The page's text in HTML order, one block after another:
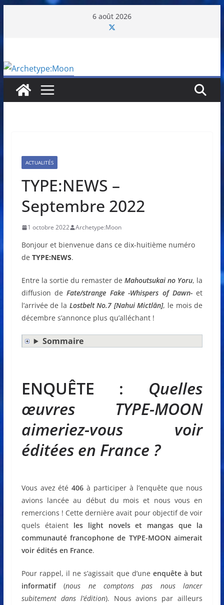
6 août 2026
ACTUALITÉS
TYPE:NEWS –
Septembre 2022
1 octobre 2022 Archetype:Moon
Bonjour et bienvenue dans ce dix-huitième numéro
de TYPE:NEWS.
Entre la sortie du remaster deMahoutsukai no Yoru, la
diffusion deFate/strange Fake -Whispers of Dawn-et
l’arrivée de la Lostbelt No.7 [Nahui Mictlān], le mois de
décembre s’annonce plus qu’alléchant !
Sommaire
ENQUÊTE : Quelles
œuvres TYPE-MOON
aimeriez-vous voir
éditées en France ?
Vous avez été406 à participer à l’enquête que nous
avions lancée au début du mois et nous vous en
remercions ! Cette dernière avait pour objectif de voir
quels étaientles light novels et mangas que la
communauté francophone de TYPE-MOON aimerait
voir édités en France.
Pour rappel, il ne s’agissait que d’une enquête à but
informatif(nous ne comptons pas nous lancer
subitement dans l’édition). Nous avions par ailleurs